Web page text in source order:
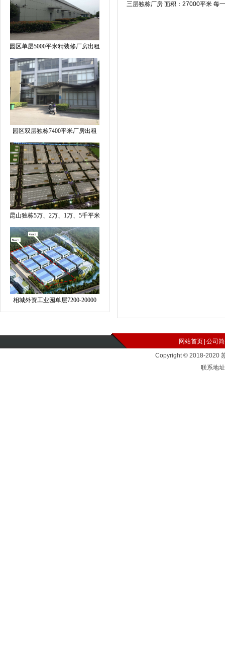
园区单层5000平米精装修厂房出租
园区双层独栋7400平米厂房出租
昆山独栋5万、2万、1万、5千平米
相城外资工业园单层7200-20000
三层独栋厂房 面积：27000平米 每
网站首页 公司
Copyright © 2018-2020
联系地